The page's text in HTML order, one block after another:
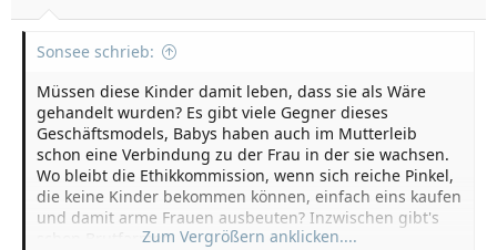
Sonsee schrieb:
Müssen diese Kinder damit leben, dass sie als Wäre
gehandelt wurden? Es gibt viele Gegner dieses
Geschäftsmodels, Babys haben auch im Mutterleib
schon eine Verbindung zu der Frau in der sie wachsen.
Wo bleibt die Ethikkommission, wenn sich reiche Pinkel,
die keine Kinder bekommen können, einfach eins kaufen
und damit arme Frauen ausbeuten? Inzwischen gibt's
schon Brutfarmen.Zum Vergrößern anklicken....